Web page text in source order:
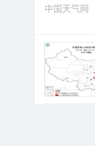
中国天气网